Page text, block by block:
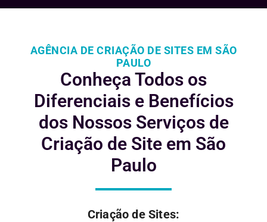
AGÊNCIA DE CRIAÇÃO DE SITES EM SÃO
PAULO
Conheça Todos os
Diferenciais e Benefícios
dos Nossos Serviços de
Criação de Site em São
Paulo
Criação de Sites: